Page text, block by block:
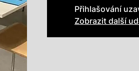
Přihlašování
Zobrazit další